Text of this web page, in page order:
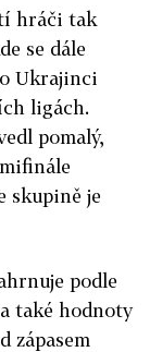
hráči tak
se dále
Ukrajinci
ligách.
pomalý,
skupině je
podle
také hodnoty
zápasem